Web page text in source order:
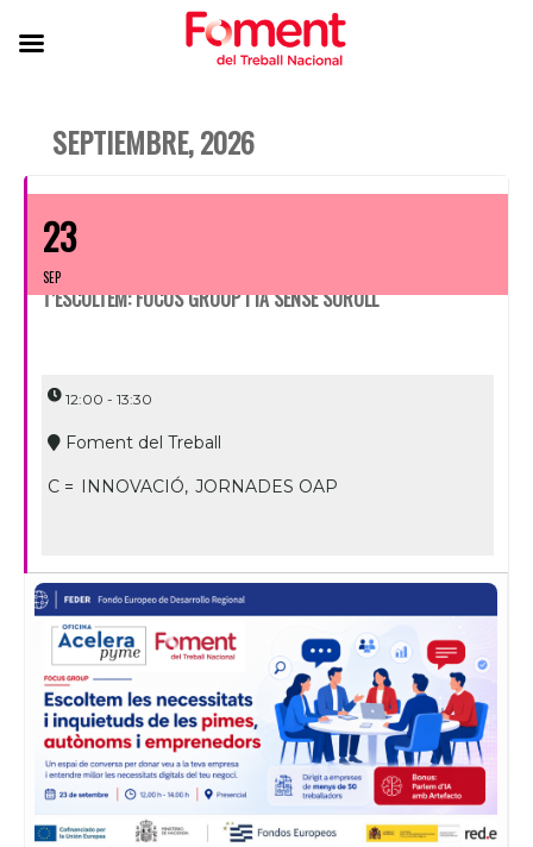
SEPTIEMBRE, 2026
23
SEP
T’ESCOLTEM: FOCUS GROUP I IA SENSE SOROLL
12:00 - 13:30
Foment del Treball
C = INNOVACIÓ, JORNADES OAP